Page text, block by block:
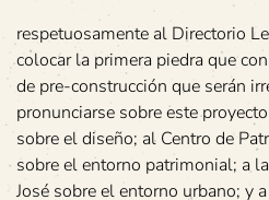
respetuosamente al Directorio
colocar la primera piedra que
de pre-construcción que serán
pronunciarse sobre este
sobre el diseño; al Centro de
sobre el entorno patrimonial; a
José sobre el entorno urbano; y